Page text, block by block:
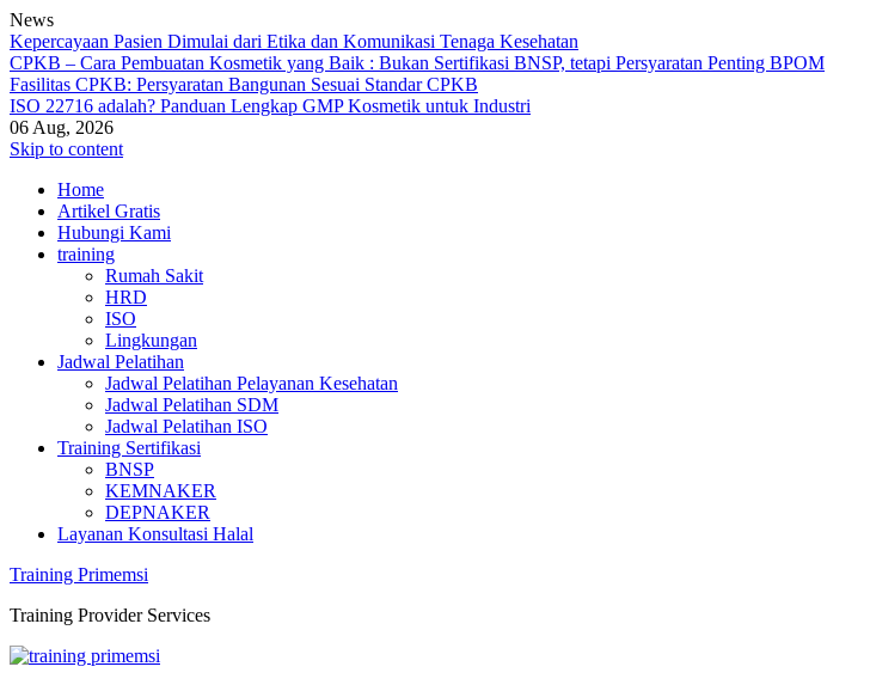
News
Kepercayaan Pasien Dimulai dari Etika dan Komunikasi Tenaga Kesehatan
CPKB – Cara Pembuatan Kosmetik yang Baik : Bukan Sertifikasi BNSP, tetapi Persyaratan Penting BPOM
Fasilitas CPKB: Persyaratan Bangunan Sesuai Standar CPKB
ISO 22716 adalah? Panduan Lengkap GMP Kosmetik untuk Industri
06 Aug, 2026
Skip to content
Home
Artikel Gratis
Hubungi Kami
training
Rumah Sakit
HRD
ISO
Lingkungan
Jadwal Pelatihan
Jadwal Pelatihan Pelayanan Kesehatan
Jadwal Pelatihan SDM
Jadwal Pelatihan ISO
Training Sertifikasi
BNSP
KEMNAKER
DEPNAKER
Layanan Konsultasi Halal
Training Primemsi
Training Provider Services